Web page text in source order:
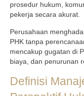
prosedur hukum,
pekerja secara akurat.
Perusahaan
PHK tanpa
mencakup gugatan di
biaya, dan penurunan
Definisi